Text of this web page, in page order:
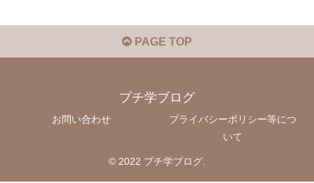
PAGE TOP
プチ学ブログ
お問い合わせ
プライバシーポリシー等につ
いて
© 2022 プチ学ブログ.